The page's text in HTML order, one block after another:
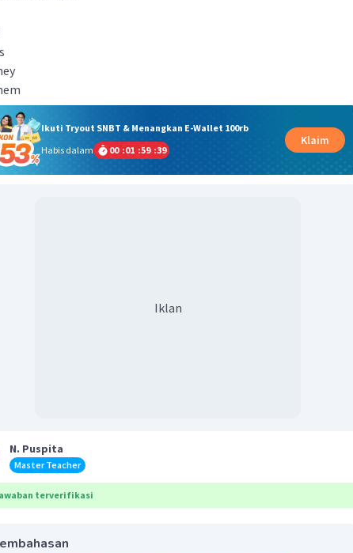
Ikuti Tryout SNBT & Menangkan E-Wallet 100rb
Habis dalam
00 :01 :59 :38
Klaim
Iklan
N. Puspita
Master Teacher
terverifikasi